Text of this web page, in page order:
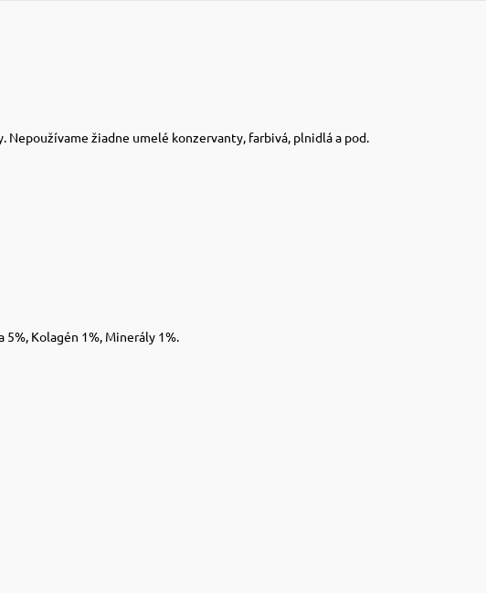
žiadne umelé konzervanty, farbivá, plnidlá a pod.
Kolagén 1%, Minerály 1%.